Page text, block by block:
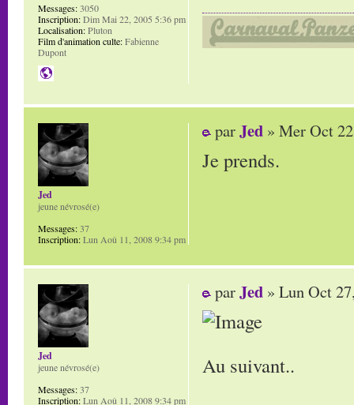
Messages:3050
Inscription:Dim Mai 22, 2005 5:36 pm
Localisation:Pluton
Film d'animation culte:Fabienne
Dupont
parJed » Mer Oct
Je prends.
Jed
jeune névrosé(e)
Messages:37
Inscription:Lun Aoû 11, 2008 9:34 pm
parJed » Lun Oct
Au suivant..
Jed
jeune névrosé(e)
Messages:37
Inscription:Lun Aoû 11, 2008 9:34 pm